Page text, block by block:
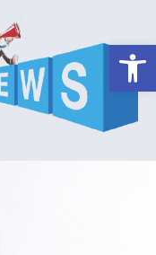
פתח סרגל נגישות